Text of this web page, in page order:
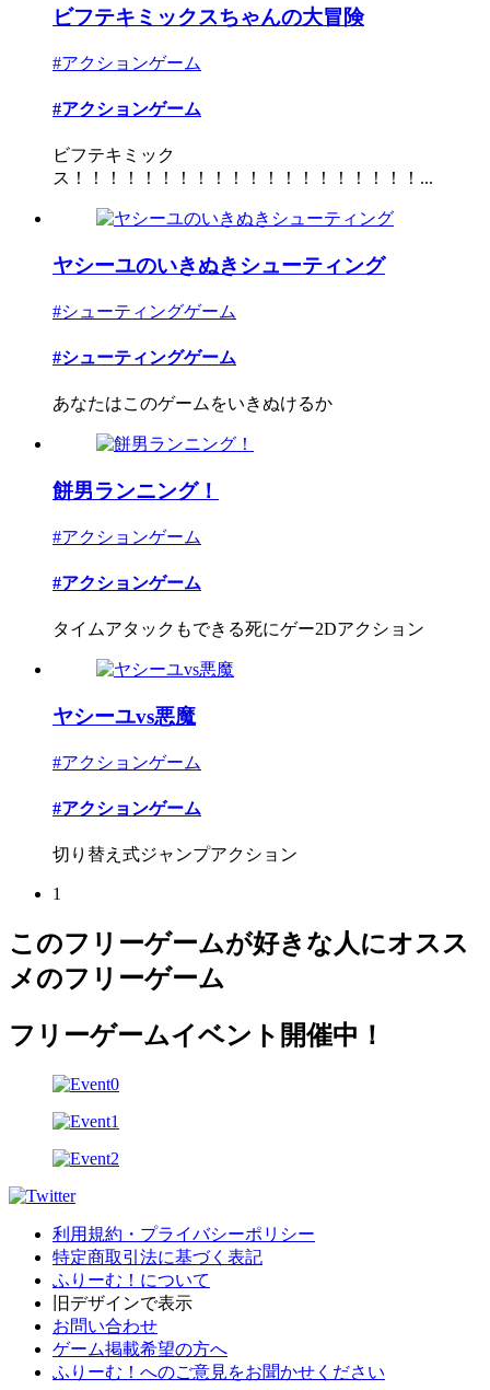
ビフテキミックスちゃんの大冒険
#アクションゲーム
#アクションゲーム
ビフテキミック
ス！！！！！！！！！！！！！！！！！！！！...
ヤシーユのいきぬきシューティング
#シューティングゲーム
#シューティングゲーム
あなたはこのゲームをいきぬけるか
餅男ランニング！
#アクションゲーム
#アクションゲーム
タイムアタックもできる死にゲー2Dアクション
ヤシーユvs悪魔
#アクションゲーム
#アクションゲーム
切り替え式ジャンプアクション
1
このフリーゲームが好きな人にオスス
メのフリーゲーム
フリーゲームイベント開催中！
利用規約・プライバシーポリシー
特定商取引法に基づく表記
ふりーむ！について
旧デザインで表示
お問い合わせ
ゲーム掲載希望の方へ
ふりーむ！へのご意見をお聞かせください